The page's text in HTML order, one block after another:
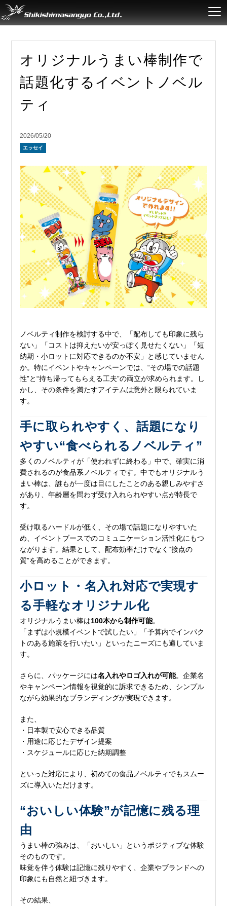
オリジナルうまい棒制作で
話題化するイベントノベル
ティ
2026/05/20
エッセイ
ノベルティ制作を検討する中で、「配布しても印象に残ら
ない」「コストは抑えたいが安っぽく見せたくない」「短
納期・小ロットに対応できるのか不安」と感じていません
か。特にイベントやキャンペーンでは、“その場での話題
性”と“持ち帰ってもらえる工夫”の両立が求められます。し
かし、その条件を満たすアイテムは意外と限られていま
す。
手に取られやすく、話題になり
やすい“食べられるノベルティ”
多くのノベルティが「使われずに終わる」中で、確実に消
費されるのが食品系ノベルティです。中でもオリジナルう
まい棒は、誰もが一度は目にしたことのある親しみやすさ
があり、年齢層を問わず受け入れられやすい点が特長で
す。
受け取るハードルが低く、その場で話題になりやすいた
め、イベントブースでのコミュニケーション活性化にもつ
ながります。結果として、配布効率だけでなく“接点の
質”を高めることができます。
小ロット・名入れ対応で実現す
る手軽なオリジナル化
オリジナルうまい棒は100本から制作可能。
「まずは小規模イベントで試したい」「予算内でインパク
トのある施策を行いたい」といったニーズにも適していま
す。
さらに、パッケージには名入れやロゴ入れが可能。企業名
やキャンペーン情報を視覚的に訴求できるため、シンプル
ながら効果的なブランディングが実現できます。
また、
・日本製で安心できる品質
・用途に応じたデザイン提案
・スケジュールに応じた納期調整
といった対応により、初めての食品ノベルティでもスムー
ズに導入いただけます。
“おいしい体験”が記憶に残る理
由
うまい棒の強みは、「おいしい」というポジティブな体験
そのものです。
味覚を伴う体験は記憶に残りやすく、企業やブランドへの
印象にも自然と紐づきます。
その結果、